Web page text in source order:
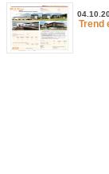
Trend